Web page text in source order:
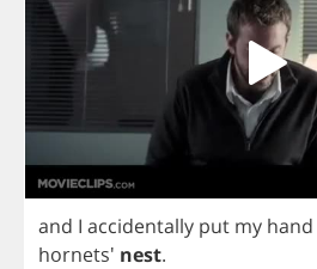
and I accidentally put my hand
hornets' nest.